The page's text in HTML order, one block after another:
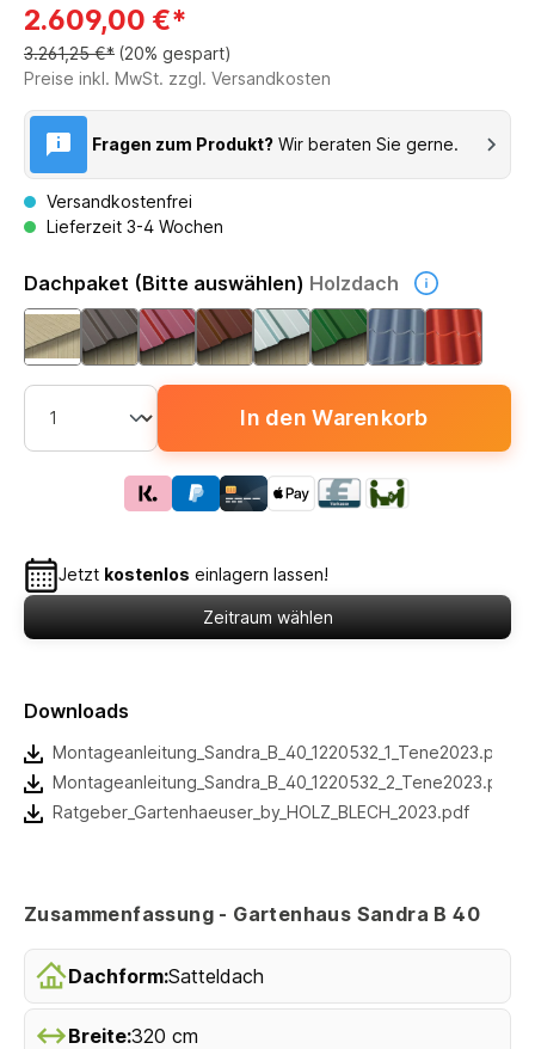
2.609,00 €*
3.261,25 €* (20% gespart)
Preise inkl. MwSt. zzgl. Versandkosten
Fragen zum Produkt? Wir beraten Sie gerne.
Versandkostenfrei
Lieferzeit 3-4 Wochen
Dachpaket (Bitte auswählen) Holzdach
In den Warenkorb
Jetzt kostenlos einlagern lassen!
Zeitraum wählen
Downloads
Montageanleitung_Sandra_B_40_1220532_1_Tene2023.pdf
Montageanleitung_Sandra_B_40_1220532_2_Tene2023.pdf
Ratgeber_Gartenhaeuser_by_HOLZ_BLECH_2023.pdf
Zusammenfassung - Gartenhaus Sandra B 40
Dachform:Satteldach
Breite:320 cm